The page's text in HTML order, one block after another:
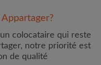
colocataire qui reste
notre priorité est
de qualité